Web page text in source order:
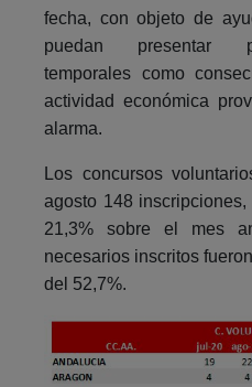
fecha, con objeto de
puedan presentar
temporales como
actividad económica
alarma.
Los concursos
agosto 148
21,3% sobre el mes
necesarios inscritos
del 52,7%.